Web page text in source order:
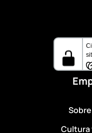
Sobre
Cultura